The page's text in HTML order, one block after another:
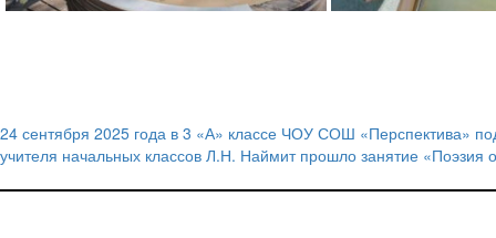
Навигация
по
24 сентября 2025 года в 3 «А» классе ЧОУ СОШ «Перспектива»
учителя начальных классов Л.Н. Наймит прошло занятие «Поэзия